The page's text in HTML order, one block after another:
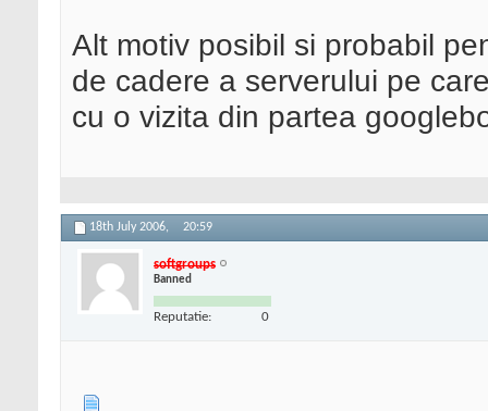
Alt motiv posibil si probabil
de cadere a serverului pe
cu o vizita din partea
18th July 2006, 20:59
softgroups
Banned
Reputatie: 0